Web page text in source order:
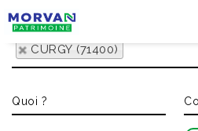
CURGY (71400)